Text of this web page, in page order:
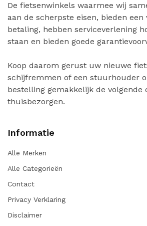
De fietsenwinkels waarmee wij
aan de scherpste eisen, bieden een
betaling, hebben serviceverlening
staan en bieden goede
Koop daarom gerust uw nieuwe
schijfremmen of een stuurhouder
bestelling gemakkelijk de volgende
thuisbezorgen.
Informatie
Alle Merken
Alle Categorieën
Contact
Privacy Verklaring
Disclaimer